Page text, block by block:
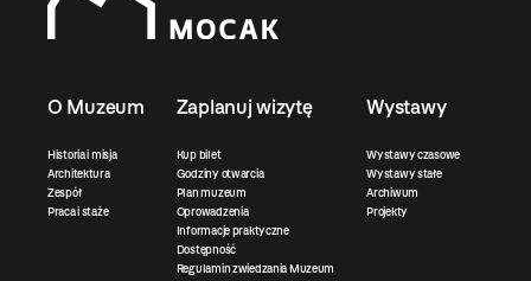
O Muzeum
Historia i misja
Architektura
Zespół
Praca i staże
Zaplanuj wizytę
Kup bilet
Godziny otwarcia
Plan muzeum
Oprowadzenia
Informacje praktyczne
Dostępność
Regulamin zwiedzania Muzeum
Wystawy
Wystawy czasowe
Wystawy stałe
Archiwum
Projekty